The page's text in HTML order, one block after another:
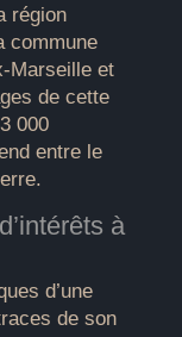
région
commune
Marseille et
de cette
000
entre le
à
d’une
de son